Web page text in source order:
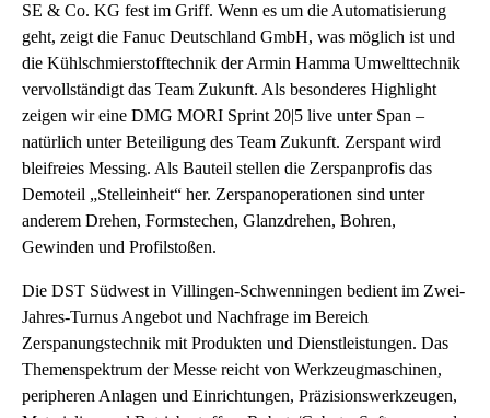
SE & Co. KG fest im Griff. Wenn es um die Automatisierung
geht, zeigt die Fanuc Deutschland GmbH, was möglich ist und
die Kühlschmierstofftechnik der Armin Hamma Umwelttechnik
vervollständigt das Team Zukunft. Als besonderes Highlight
zeigen wir eine DMG MORI Sprint 20|5 live unter Span –
natürlich unter Beteiligung des Team Zukunft. Zerspant wird
bleifreies Messing. Als Bauteil stellen die Zerspanprofis das
Demoteil „Stelleinheit“ her. Zerspanoperationen sind unter
anderem Drehen, Formstechen, Glanzdrehen, Bohren,
Gewinden und Profilstoßen.
Die DST Südwest in Villingen-Schwenningen bedient im Zwei-
Jahres-Turnus Angebot und Nachfrage im Bereich
Zerspanungstechnik mit Produkten und Dienstleistungen. Das
Themenspektrum der Messe reicht von Werkzeugmaschinen,
peripheren Anlagen und Einrichtungen, Präzisionswerkzeugen,